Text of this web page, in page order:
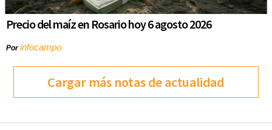
Precio del maíz en Rosario hoy 6 agosto 2026
Porinfocampo
Cargar más notas de actualidad